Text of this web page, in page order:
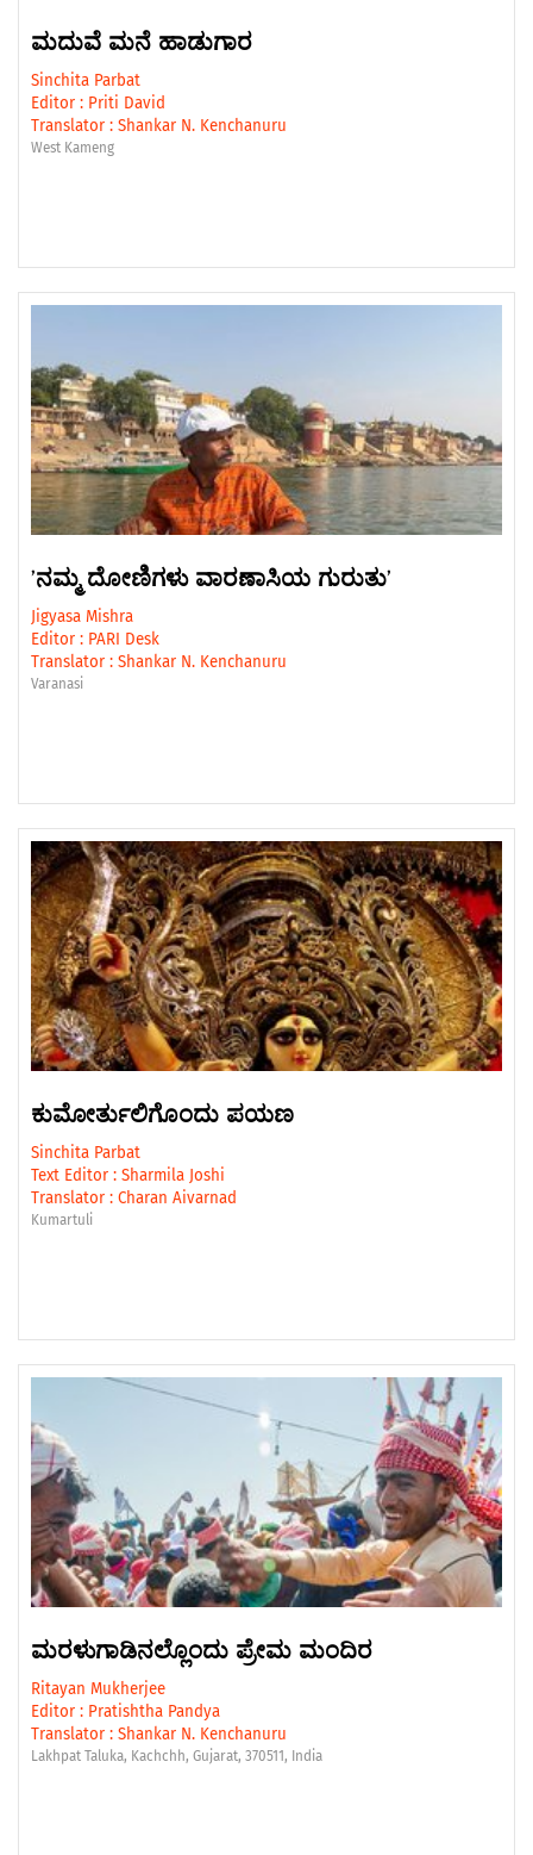
ಮದುವೆ ಮನೆ ಹಾಡುಗಾರ
Sinchita Parbat
Editor : Priti David
Translator : Shankar N. Kenchanuru
West Kameng
ʼನಮ್ಮ ದೋಣಿಗಳು ವಾರಣಾಸಿಯ ಗುರುತುʼ
Jigyasa Mishra
Editor : PARI Desk
Translator : Shankar N. Kenchanuru
Varanasi
ಕುಮೋರ್ತುಲಿಗೊಂದು ಪಯಣ
Sinchita Parbat
Text Editor : Sharmila Joshi
Translator : Charan Aivarnad
Kumartuli
ಮರಳುಗಾಡಿನಲ್ಲೊಂದು ಪ್ರೇಮ ಮಂದಿರ
Ritayan Mukherjee
Editor : Pratishtha Pandya
Translator : Shankar N. Kenchanuru
Lakhpat Taluka, Kachchh, Gujarat, 370511, India